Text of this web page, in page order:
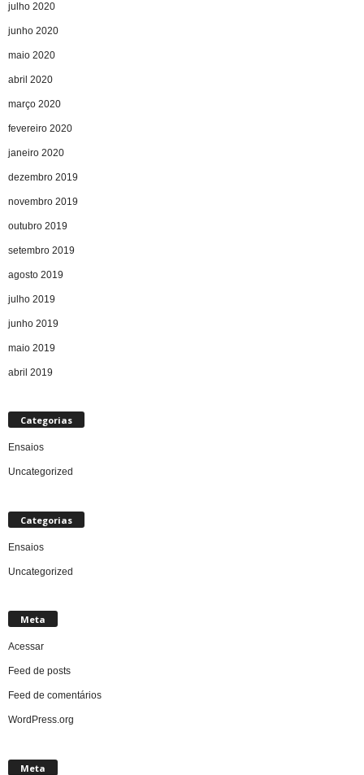
julho 2020
junho 2020
maio 2020
abril 2020
março 2020
fevereiro 2020
janeiro 2020
dezembro 2019
novembro 2019
outubro 2019
setembro 2019
agosto 2019
julho 2019
junho 2019
maio 2019
abril 2019
Categorias
Ensaios
Uncategorized
Categorias
Ensaios
Uncategorized
Meta
Acessar
Feed de posts
Feed de comentários
WordPress.org
Meta